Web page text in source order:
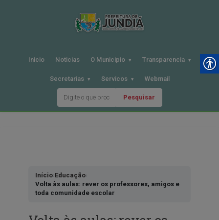
Inicio Noticias O Municipio Transparencia
Secretarias Servicos Webmail
Pesquisar
Início›Educação›
Volta às aulas: rever os professores, amigos e
toda comunidade escolar